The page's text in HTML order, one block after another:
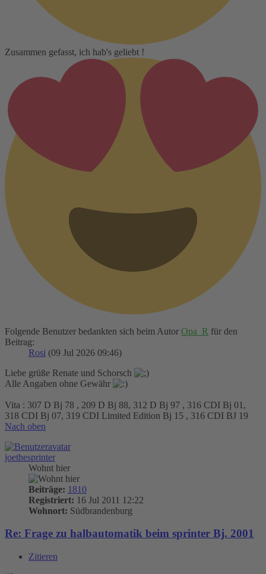
Zusammen gefasst, ich hab's geliebt !
Folgende Benutzer bedankten sich beim Autor Opa_R für den
Beitrag:
Rosi (09 Jul 2026 09:46)
Liebe grüße Renate und Schorsch
Alle Angaben ohne Gewähr
Vita : 307 D Bj 78 , 209 D Bj 88, 312 D Bj 97 , 316 CDI Bj 01,
318 CDI Bj 07, 319 CDI Limited Edition Bj 15 , 316 CDI BJ 19
Nach oben
joethesprinter
Wohnt hier
Beiträge: 1810
Registriert: 16 Jul 2011 12:22
Wohnort: Südbrandenburg
Re: Frage zu halbautomatik beim sprinter Bj. 2001
Zitieren